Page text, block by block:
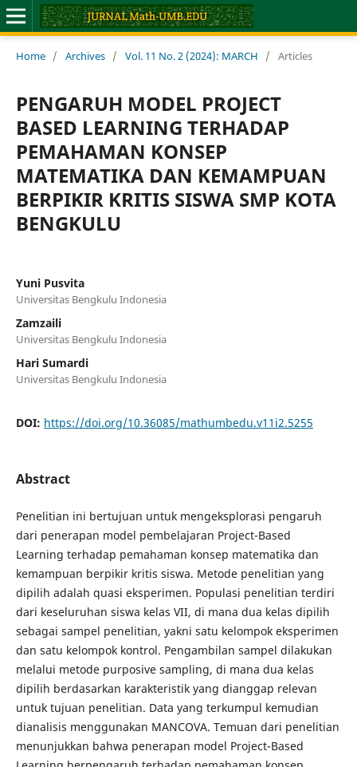
Home / Archives / Vol. 11 No. 2 (2024): MARCH / Articles
PENGARUH MODEL PROJECT
BASED LEARNING TERHADAP
PEMAHAMAN KONSEP
MATEMATIKA DAN KEMAMPUAN
BERPIKIR KRITIS SISWA SMP KOTA
BENGKULU
Yuni Pusvita
Universitas Bengkulu Indonesia
Zamzaili
Universitas Bengkulu Indonesia
Hari Sumardi
Universitas Bengkulu Indonesia
DOI: https://doi.org/10.36085/mathumbedu.v11i2.5255
Abstract
Penelitian ini bertujuan untuk mengeksplorasi pengaruh
dari penerapan model pembelajaran Project-Based
Learning terhadap pemahaman konsep matematika dan
kemampuan berpikir kritis siswa. Metode penelitian yang
dipilih adalah quasi eksperimen. Populasi penelitian terdiri
dari keseluruhan siswa kelas VII, di mana dua kelas dipilih
sebagai sampel penelitian, yakni satu kelompok eksperimen
dan satu kelompok kontrol. Pengambilan sampel dilakukan
melalui metode purposive sampling, di mana dua kelas
dipilih berdasarkan karakteristik yang dianggap relevan
untuk tujuan penelitian. Data yang terkumpul kemudian
dianalisis menggunakan MANCOVA. Temuan dari penelitian
menunjukkan bahwa penerapan model Project-Based